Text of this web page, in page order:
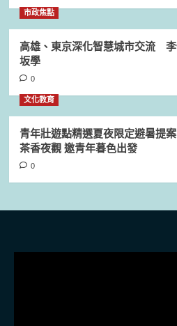
市政焦點
高雄、東京深化智慧城市交流
坂學
0
文化教育
青年壯遊點精選夏夜限定避暑提
茶香夜觀 邀青年暮色出發
0